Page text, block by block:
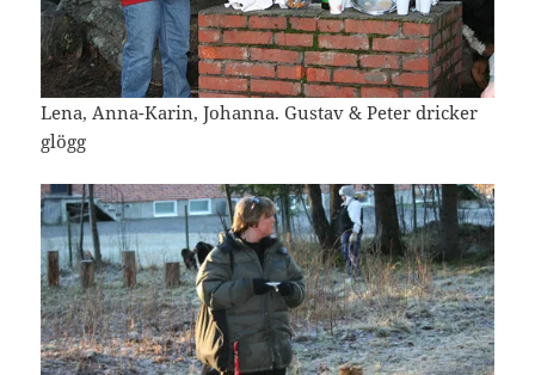
Lena, Anna-Karin, Johanna. Gustav & Peter dricker
glögg